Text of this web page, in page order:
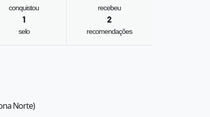
conquistou
1
selo
recebeu
2
recomendações
Norte)